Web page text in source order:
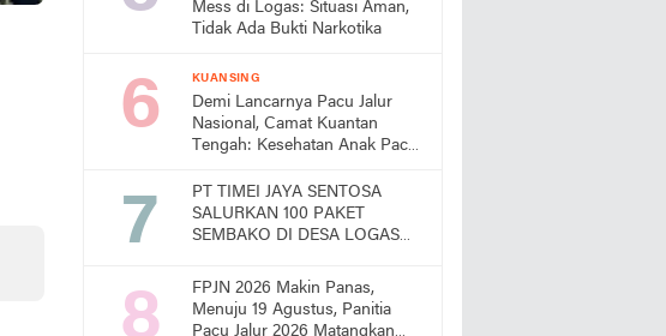
Mess di Logas: Situasi Aman,
Tidak Ada Bukti Narkotika
KUANSING
Demi Lancarnya Pacu Jalur
Nasional, Camat Kuantan
Tengah: Kesehatan Anak Pacu
PT TIMEI JAYA SENTOSA
SALURKAN 100 PAKET
SEMBAKO DI DESA LOGAS
UCAPKAN TERIMA KASIH
FPJN 2026 Makin Panas,
Menuju 19 Agustus, Panitia
Pacu Jalur 2026 Matangkan